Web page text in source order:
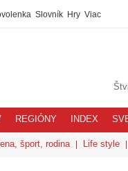
Slovník Hry Viac
REGIÓNY INDEX
šport, rodina Life style